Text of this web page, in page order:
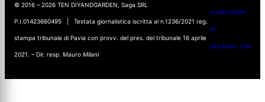
© 2016 – 2026 TEN DIYANDGARDEN, Saga SRL
P.I.01423660495 | Testata giornalistica iscritta al n.1236/2021 reg.
stampa tribunale di Pavia con provv. del pres. del tribunale 16 aprile
2021. – Dir. resp. Mauro Milani
UI AND DESIGN
BY
GIUDANSKY.COM